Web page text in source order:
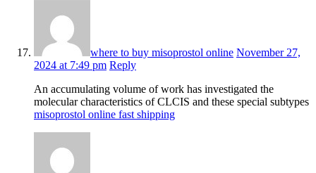
where to buy misoprostol online November 27,
2024 at 7:49 pm Reply
An accumulating volume of work has investigated the
molecular characteristics of CLCIS and these special subtypes
misoprostol online fast shipping